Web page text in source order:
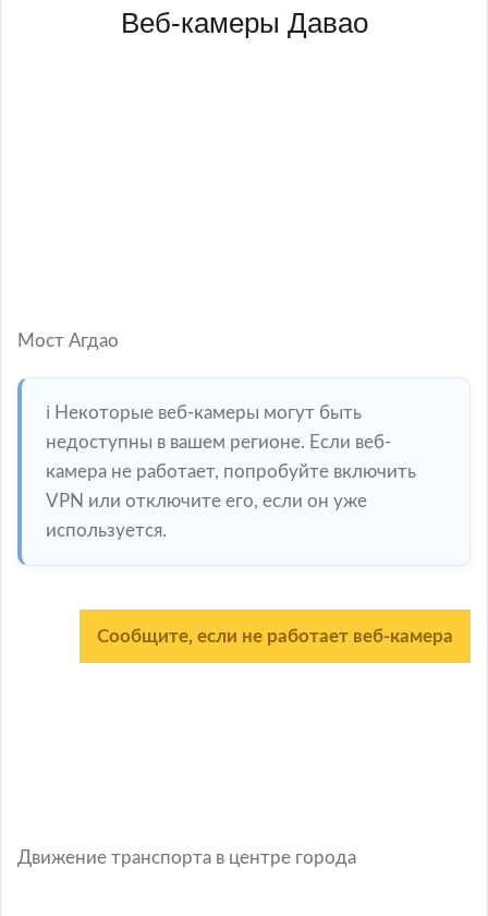
Веб-камеры Давао
Мост Агдао
ℹ️ Некоторые веб-камеры могут быть
недоступны в вашем регионе. Если веб-
камера не работает, попробуйте включить
VPN или отключите его, если он уже
используется.
Сообщите, если не работает веб-камера
Движение транспорта в центре города